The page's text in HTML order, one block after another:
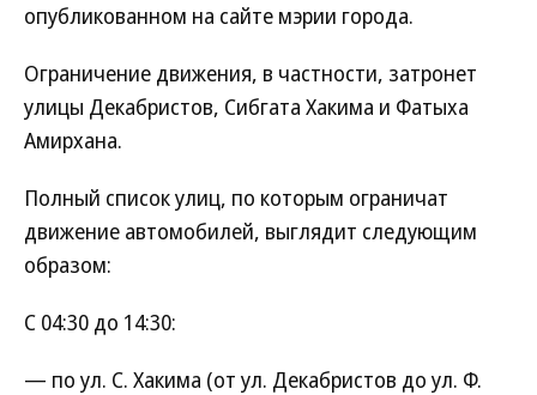
опубликованном на сайте мэрии города.
Ограничение движения, в частности, затронет
улицы Декабристов, Сибгата Хакима и Фатыха
Амирхана.
Полный список улиц, по которым ограничат
движение автомобилей, выглядит следующим
образом:
С 04:30 до 14:30:
— по ул. С. Хакима (от ул. Декабристов до ул. Ф.